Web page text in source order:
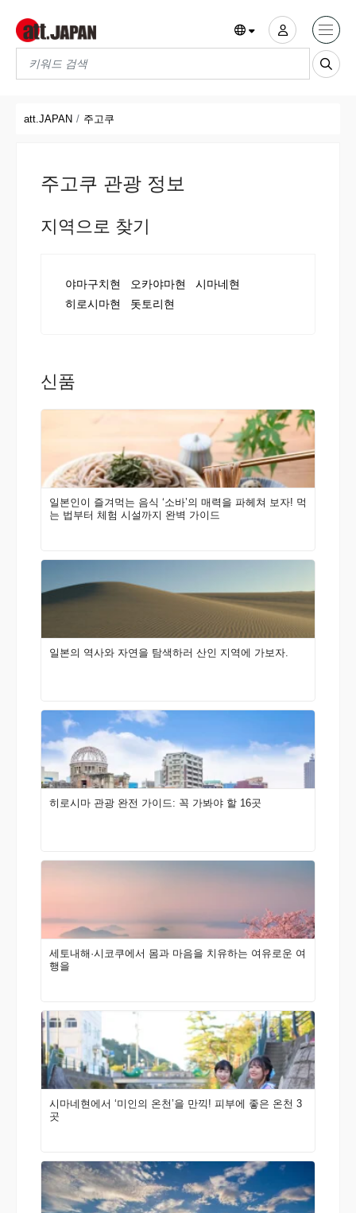
Translations title cont
att.JAPAN 주고쿠
주고쿠 관광 정보
지역으로 찾기
야마구치현 오카야마현
시마네현
히로시마현
돗토리현
신품
일본인이 즐겨먹는 음식 ‘소바’의 매력을 파헤쳐 보자! 먹
는 법부터 체험 시설까지 완벽 가이드
일본의 역사와 자연을 탐색하러 산인 지역에 가보자.
히로시마 관광 완전 가이드: 꼭 가봐야 할 16곳
세토내해·시코쿠에서 몸과 마음을 치유하는 여유로운 여
행을
시마네현에서 ‘미인의 온천’을 만끽! 피부에 좋은 온천 3
곳